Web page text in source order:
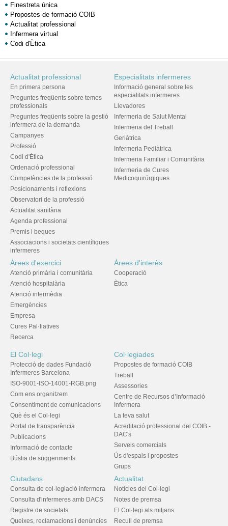
Finestreta única
Propostes de formació COIB
Actualitat professional
Infermera virtual
Codi d'Ètica
Actualitat professional
En primera persona
Preguntes freqüents sobre temes
professionals
Preguntes freqüents sobre la gestió
infermera de la demanda
Campanyes
Professió
Codi d'Ètica
Ordenació professional
Competències de la professió
Posicionaments i reflexions
Observatori de la professió
Actualitat sanitària
Agenda professional
Premis i beques
Associacions i societats científiques
infermeres
Especialitats infermeres
Informació general sobre les
especialitats infermeres
Llevadores
Infermeria de Salut Mental
Infermeria del Treball
Geriàtrica
Infermeria Pediàtrica
Infermeria Familiar i Comunitària
Infermeria de Cures
Medicoquirúrgiques
Àrees d'exercici
Atenció primària i comunitària
Atenció hospitalària
Atenció intermèdia
Emergències
Empresa
Cures Pal·liatives
Recerca
Àrees d'interès
Cooperació
Ètica
El Col·legi
Protecció de dades Fundació
Infermeres Barcelona
ISO-9001-ISO-14001-RGB.png
Com ens organitzem
Consentiment de comunicacions
Què és el Col·legi
Portal de transparència
Publicacions
Informació de contacte
Bústia de suggeriments
Col·legiades
Propostes de formació COIB
Treball
Assessories
Centre de Recursos d’Informació
Infermera
La teva salut
Acreditació professional del COIB -
DAC's
Serveis comercials
Ús d'espais i propostes
Grups
Ciutadans
Consulta de col·legiació infermera
Consulta d'infermeres amb DACS
Registre de societats
Queixes, reclamacions i denúncies
Actualitat
Notícies del Col·legi
Notes de premsa
El Col·legi als mitjans
Recull de premsa